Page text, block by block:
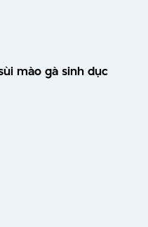
mào gà sinh dục